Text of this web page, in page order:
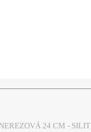
24 CM - SILIT